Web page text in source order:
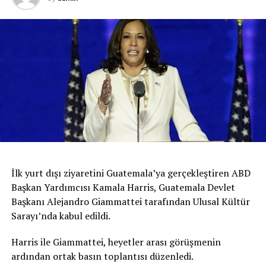
İlk yurt dışı ziyaretini Guatemala’ya gerçekleştiren ABD
Başkan Yardımcısı Kamala Harris, Guatemala Devlet
Başkanı Alejandro Giammattei tarafından Ulusal Kültür
Sarayı’nda kabul edildi.
Harris ile Giammattei, heyetler arası görüşmenin
ardından ortak basın toplantısı düzenledi.